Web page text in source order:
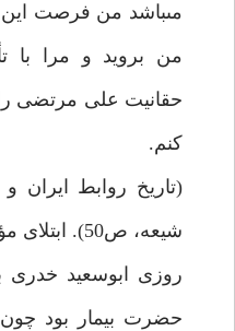
مى‏باشد من فرصت اين
من برويد و مرا با
حقانيت على مرتضى
كنم.
(تاريخ روابط ايران
شيعه، ص‏50). ابتلاى مؤمن
روزى ابوسعيد
حضرت بيمار بود